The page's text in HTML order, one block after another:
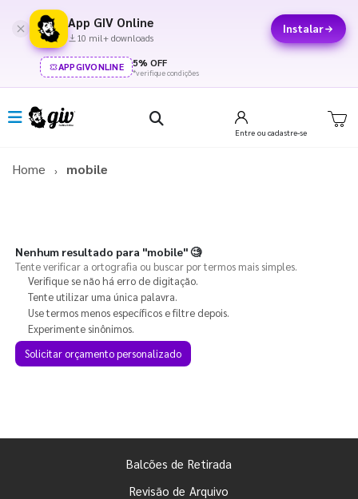
App GIV Online
10 mil+ downloads
Instalar
APPGIVONLINE 5% OFF
*verifique condições
Entre ou cadastre-se
Home mobile
Nenhum resultado para "mobile"🧐
Tente verificar a ortografia ou buscar por termos mais simples.
Verifique se não há erro de digitação.
Tente utilizar uma única palavra.
Use termos menos específicos e filtre depois.
Experimente sinônimos.
Solicitar orçamento personalizado
Balcões de Retirada
Revisão de Arquivo